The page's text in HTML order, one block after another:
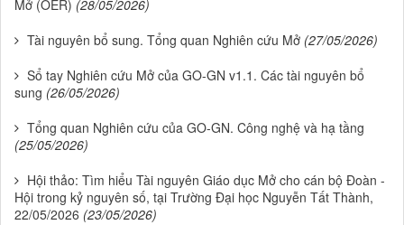
Mở (OER) (28/05/2026)
Tài nguyên bổ sung. Tổng quan Nghiên cứu Mở (27/05/2026)
Sổ tay Nghiên cứu Mở của GO-GN v1.1. Các tài nguyên bổ
sung (26/05/2026)
Tổng quan Nghiên cứu của GO-GN. Công nghệ và hạ tầng
(25/05/2026)
Hội thảo: Tìm hiểu Tài nguyên Giáo dục Mở cho cán bộ Đoàn -
Hội trong kỷ nguyên số, tại Trường Đại học Nguyễn Tất Thành,
22/05/2026 (23/05/2026)